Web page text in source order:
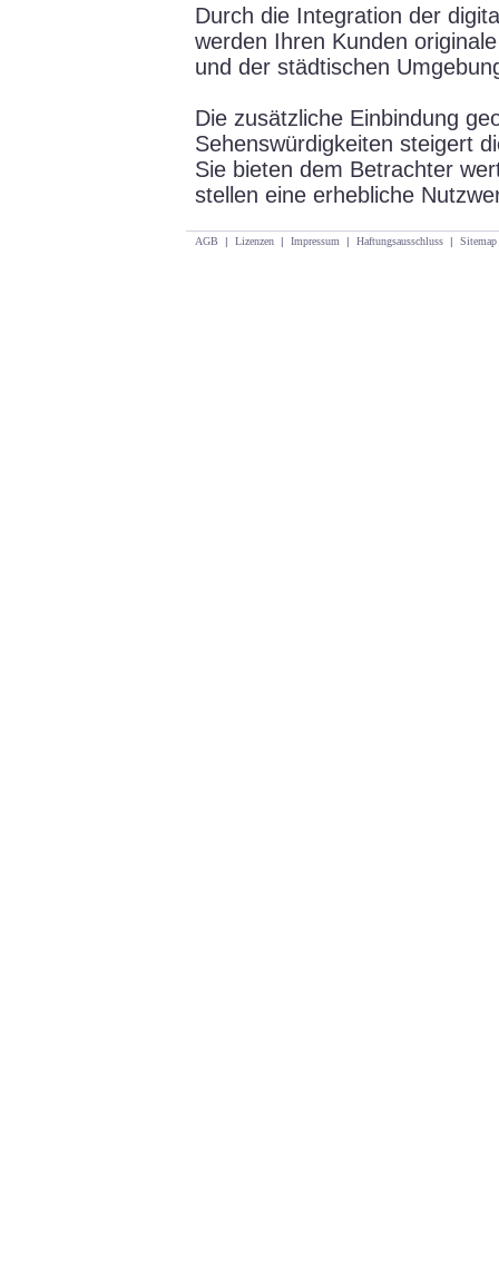
Durch die Integration der
werden Ihren Kunden
und der städtischen
Die zusätzliche Einbindung
Sehenswürdigkeiten steigert
Sie bieten dem Betrachter
stellen eine erhebliche
AGB | Lizenzen | Impressum | Haftungsausschluss | Sitemap